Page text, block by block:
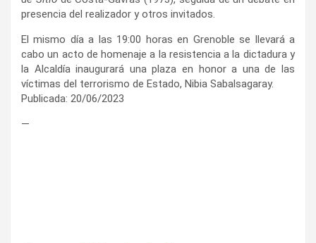
presencia del realizador y otros invitados.
El mismo día a las 19:00 horas en Grenoble se llevará a
cabo un acto de homenaje a la resistencia a la dictadura y
la Alcaldía inaugurará una plaza en honor a una de las
víctimas del terrorismo de Estado, Nibia Sabalsagaray.
Publicada: 20/06/2023
—